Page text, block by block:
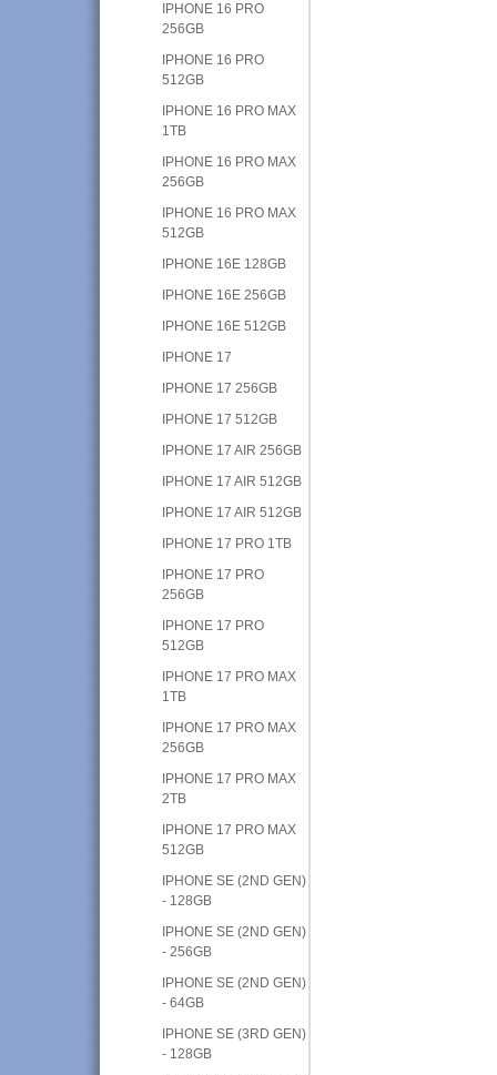
IPHONE 16 PRO
256GB
IPHONE 16 PRO
512GB
IPHONE 16 PRO MAX
1TB
IPHONE 16 PRO MAX
256GB
IPHONE 16 PRO MAX
512GB
IPHONE 16E 128GB
IPHONE 16E 256GB
IPHONE 16E 512GB
IPHONE 17
IPHONE 17 256GB
IPHONE 17 512GB
IPHONE 17 AIR 256GB
IPHONE 17 AIR 512GB
IPHONE 17 AIR 512GB
IPHONE 17 PRO 1TB
IPHONE 17 PRO
256GB
IPHONE 17 PRO
512GB
IPHONE 17 PRO MAX
1TB
IPHONE 17 PRO MAX
256GB
IPHONE 17 PRO MAX
2TB
IPHONE 17 PRO MAX
512GB
IPHONE SE (2ND GEN)
- 128GB
IPHONE SE (2ND GEN)
- 256GB
IPHONE SE (2ND GEN)
- 64GB
IPHONE SE (3RD GEN)
- 128GB